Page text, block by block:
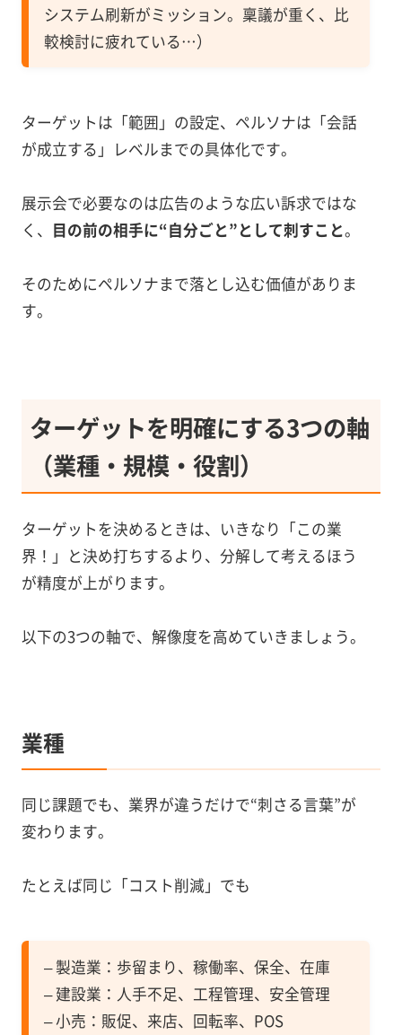
システム刷新がミッション。稟議が重く、比
較検討に疲れている…）
ターゲットは「範囲」の設定、ペルソナは「会話
が成立する」レベルまでの具体化です。
展示会で必要なのは広告のような広い訴求ではな
く、 目の前の相手に“自分ごと”として刺すこと。
そのためにペルソナまで落とし込む価値がありま
す。
ターゲットを明確にする3つの軸
（業種・規模・役割）
ターゲットを決めるときは、いきなり「この業
界！」と決め打ちするより、分解して考えるほう
が精度が上がります。
以下の3つの軸で、解像度を高めていきましょう。
業種
同じ課題でも、業界が違うだけで“刺さる言葉”が
変わります。
たとえば同じ「コスト削減」でも
– 製造業：歩留まり、稼働率、保全、在庫
– 建設業：人手不足、工程管理、安全管理
– 小売：販促、来店、回転率、POS